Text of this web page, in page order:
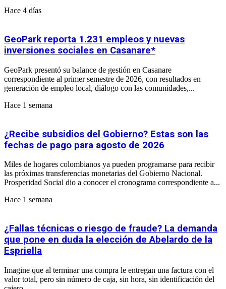
Hace 4 días
GeoPark reporta 1.231 empleos y nuevas
inversiones sociales en Casanare*
GeoPark presentó su balance de gestión en Casanare
correspondiente al primer semestre de 2026, con resultados en
generación de empleo local, diálogo con las comunidades,...
Hace 1 semana
¿Recibe subsidios del Gobierno? Estas son las
fechas de pago para agosto de 2026
Miles de hogares colombianos ya pueden programarse para recibir
las próximas transferencias monetarias del Gobierno Nacional.
Prosperidad Social dio a conocer el cronograma correspondiente a...
Hace 1 semana
¿Fallas técnicas o riesgo de fraude? La demanda
que pone en duda la elección de Abelardo de la
Espriella
Imagine que al terminar una compra le entregan una factura con el
valor total, pero sin número de caja, sin hora, sin identificación del